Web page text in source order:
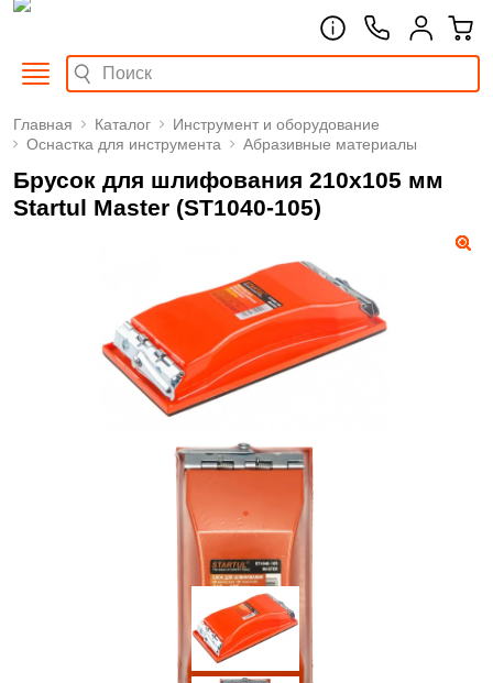
Главная Каталог
Инструмент и оборудование
Оснастка для инструмента
Абразивные материалы
Брусок для шлифования 210х105 мм
Startul Master (ST1040-105)